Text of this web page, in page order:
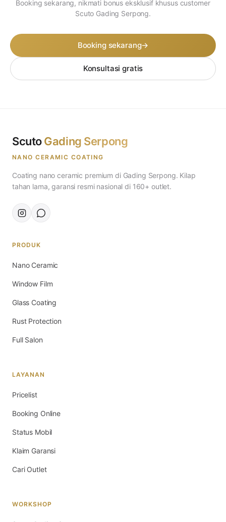
Booking sekarang, nikmati bonus eksklusif khusus customer
Scuto Gading Serpong.
Booking sekarang→
Konsultasi gratis
ScutoGading Serpong
NANO CERAMIC COATING
Coating nano ceramic premium di Gading Serpong. Kilap
tahan lama, garansi resmi nasional di 160+ outlet.
PRODUK
Nano Ceramic
Window Film
Glass Coating
Rust Protection
Full Salon
LAYANAN
Pricelist
Booking Online
Status Mobil
Klaim Garansi
Cari Outlet
WORKSHOP